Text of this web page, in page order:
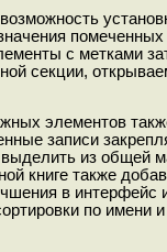
помеченных
с метками
секции,
элементов
записи
выделить из общей
книге также
в интерфейс
по имени и